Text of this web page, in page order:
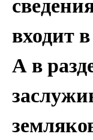
входит
А в